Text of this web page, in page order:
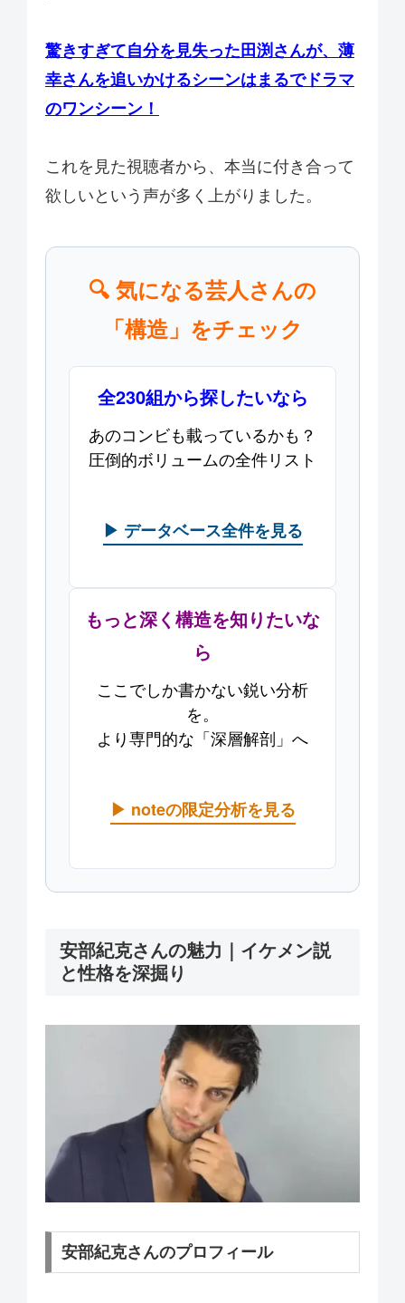
驚きすぎて自分を見失った田渕さんが、薄
幸さんを追いかけるシーンはまるでドラマ
のワンシーン！
これを見た視聴者から、本当に付き合って
欲しいという声が多く上がりました。
🔍 気になる芸人さんの
「構造」をチェック
全230組から探したいなら
あのコンビも載っているかも？
圧倒的ボリュームの全件リスト
▶ データベース全件を見る
もっと深く構造を知りたいな
ら
ここでしか書かない鋭い分析
を。
より専門的な「深層解剖」へ
▶ noteの限定分析を見る
安部紀克さんの魅力｜イケメン説
と性格を深掘り
安部紀克さんのプロフィール